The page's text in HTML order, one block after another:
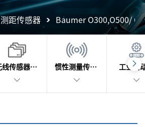
测距传感器 Baumer O300,O500/
无线传感器及数据采集 惯性测量传感器 工业自